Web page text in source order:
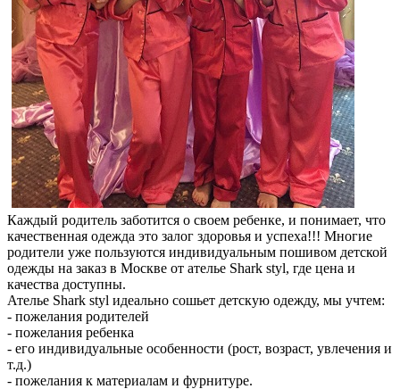
Каждый родитель заботится о своем ребенке, и понимает, что
качественная одежда это залог здоровья и успеха!!! Многие
родители уже пользуются индивидуальным пошивом детской
одежды на заказ в Москве от ателье Shark styl, где цена и
качества доступны.
Ателье Shark styl идеально сошьет детскую одежду, мы учтем:
- пожелания родителей
- пожелания ребенка
- его индивидуальные особенности (рост, возраст, увлечения и
т.д.)
- пожелания к материалам и фурнитуре.